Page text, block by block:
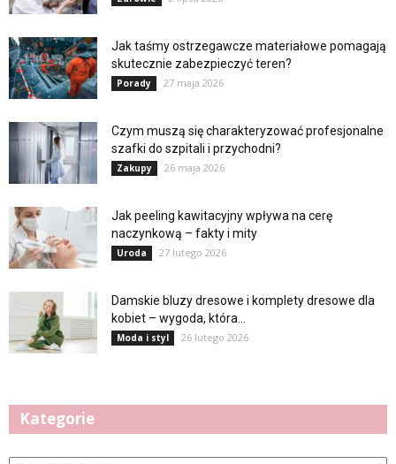
Jak taśmy ostrzegawcze materiałowe pomagają
skutecznie zabezpieczyć teren?
Porady 27 maja 2026
Czym muszą się charakteryzować profesjonalne
szafki do szpitali i przychodni?
Zakupy 26 maja 2026
Jak peeling kawitacyjny wpływa na cerę
naczynkową – fakty i mity
Uroda 27 lutego 2026
Damskie bluzy dresowe i komplety dresowe dla
kobiet – wygoda, która...
Moda i styl 26 lutego 2026
Kategorie
Kategorie